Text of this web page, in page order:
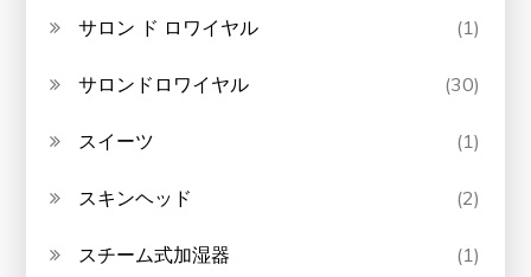
サロン ド ロワイヤル (1)
サロンドロワイヤル (30)
スイーツ (1)
スキンヘッド (2)
スチーム式加湿器 (1)